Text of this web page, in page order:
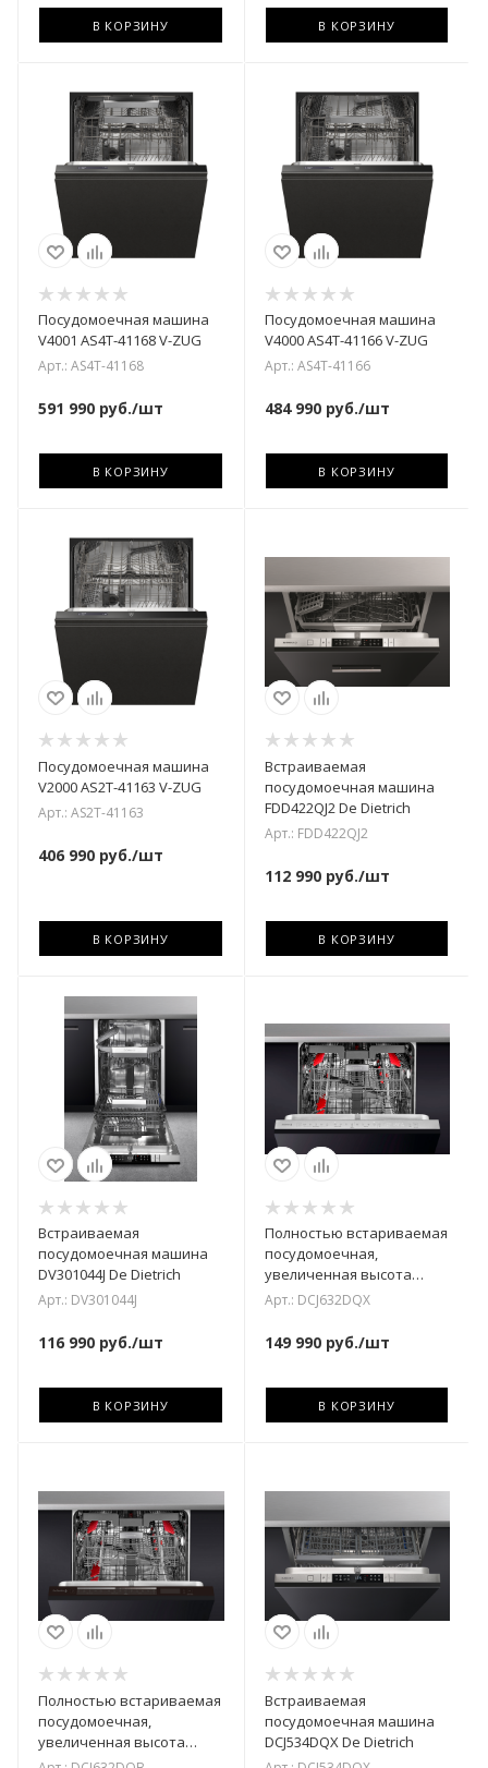
В КОРЗИНУ В КОРЗИНУ
Посудомоечная машина
V4001 AS4T-41168 V-ZUG
Арт.: AS4T-41168
591 990 руб./шт
В КОРЗИНУ
Посудомоечная машина
V4000 AS4T-41166 V-ZUG
Арт.: AS4T-41166
484 990руб./шт
В КОРЗИНУ
Посудомоечная машина
V2000 AS2T-41163 V-ZUG
Арт.: AS2T-41163
406 990 руб./шт
В КОРЗИНУ
Встраиваемая
посудомоечная машина
FDD422QJ2 De Dietrich
Арт.: FDD422QJ2
112 990руб./шт
В КОРЗИНУ
Встраиваемая
посудомоечная машина
DV301044J De Dietrich
Арт.: DV301044J
116 990 руб./шт
В КОРЗИНУ
Полностью встариваемая
посудомоечная,
увеличенная высота
DCJ632DQX De Dietrich
Арт.: DCJ632DQX
149 990руб./шт
В КОРЗИНУ
Полностью встариваемая
посудомоечная,
увеличенная высота
DCJ632DQB De Dietrich
Встраиваемая
посудомоечная машина
DCJ534DQX De Dietrich